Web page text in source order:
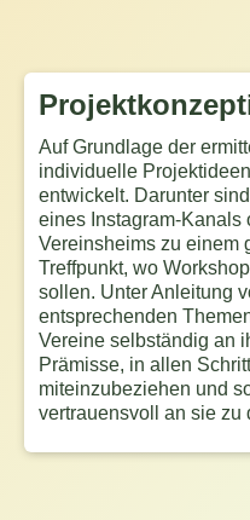
Auf Grundlage der
individuelle
entwickelt. Darunter
eines Instagram-Kanals
Vereinsheims zu einem
Treffpunkt, wo
sollen. Unter Anleitung
entsprechenden
Vereine selbständig an
Prämisse, in allen
miteinzubeziehen und
vertrauensvoll an sie zu